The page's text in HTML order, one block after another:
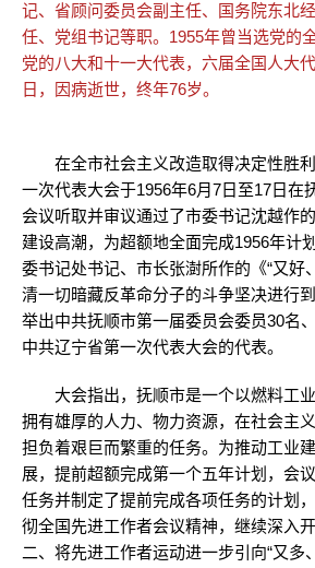
记、省顾问委员会副主任、国务院东北
任、党组书记等职。1955年曾当选党的
党的八大和十一大代表，六届全国人大
日，因病逝世，终年76岁。
在全市社会主义改造取得决定性胜利
一次代表大会于1956年6月7日至17日在
会议听取并审议通过了市委书记沈越作
建设高潮，为超额地全面完成1956年计
委书记处书记、市长张澍所作的《“又好
清一切暗藏反革命分子的斗争坚决进行
举出中共抚顺市第一届委员会委员30名
中共辽宁省第一次代表大会的代表。
大会指出，抚顺市是一个以燃料工业
拥有雄厚的人力、物力资源，在社会主
担负着艰巨而繁重的任务。为推动工业
展，提前超额完成第一个五年计划，会
任务并制定了提前完成各项任务的计划
彻全国先进工作者会议精神，继续深入
二、将先进工作者运动进一步引向“又多